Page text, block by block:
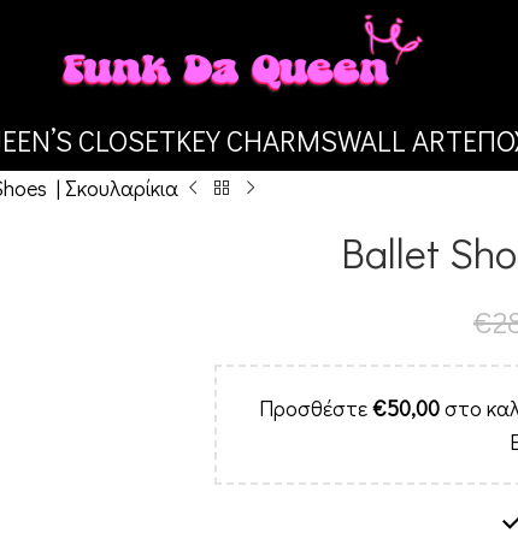
CLOSETKEY CHARMSWALL ART
| Σκουλαρίκια
Ballet
€
Προσθέστε€50,00στο